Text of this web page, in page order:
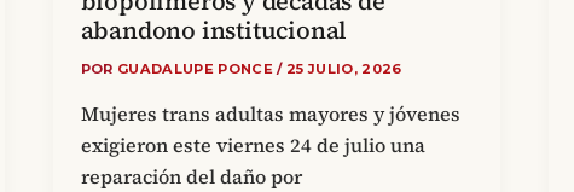
abandono institucional
POR GUADALUPE PONCE/ 25 JULIO, 2026
Mujeres trans adultas mayores y jóvenes
exigieron este viernes 24 de julio una
reparación del daño por